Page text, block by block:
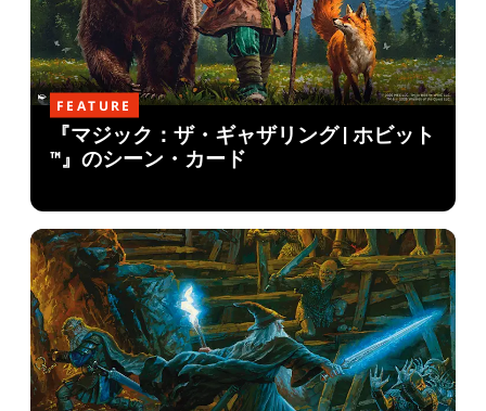
FEATURE
『マジック：ザ・ギャザリング | ホビット
™』のシーン・カード